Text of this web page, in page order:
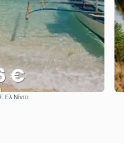
€
Βλέπω
Ελ Νίντο